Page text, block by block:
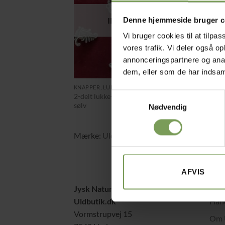
Denne hjemmeside bruger
Vi bruger cookies til at
vores trafik. Vi deler også
annonceringspartnere og
dem, eller som de har
Samtykkevalg
Nødvendig
AFVIS
IKKE PÅ LAGER
KNAPPER, LUKKETØJ OG PYNT
2-delt lukke-clips i Antik
sølv
Mærke: Uldbutik
Jysk Naturpleje ApS
Uldbutik.dk
Vormstrupvej 15
Alt
Om